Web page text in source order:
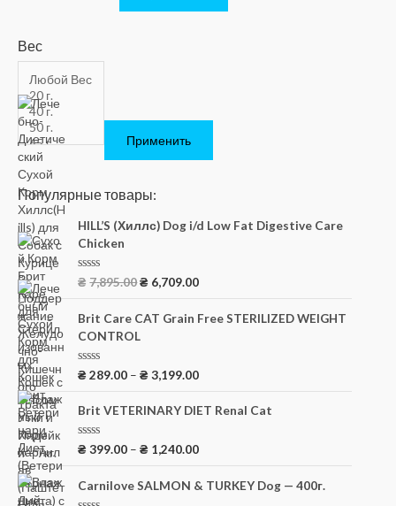
Вес
Применить
Популярные товары:
HILL’S (Хиллс) Dog i/d Low Fat Digestive Care
Chicken
О
н
к
а
и
з
₴ 7,895.00₴ 6,709.00
Brit Care CAT Grain Free STERILIZED WEIGHT
CONTROL
О
н
к
а
0
и
₴ 289.00 –₴ 3,199.00
Brit VETERINARY DIET Renal Cat
О
н
к
₴ 399.00 –₴ 1,240.00
Carnilove SALMON & TURKEY Dog — 400г.